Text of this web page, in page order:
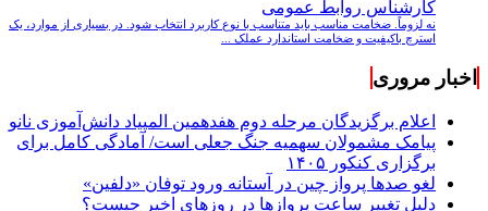
کارشناس روابط عمومی
نه لزوماً. ضخامت مناسب باید متناسب با نوع کاربرد انتخاب شود. در بسیاری از موارد، یک
استرچ باکیفیت و ضخامت استاندارد عملک ...
اخبار مروری
اعلام برگزیدگان مرحله دوم هفدهمین المپیاد دانش‌آموزی نانو
پیامک مشمولان سهمیه جنگ جعلی است/ آمادگی کامل برای
برگزاری کنکور ۱۴۰۵
لغو صدها پرواز چین در آستانه ورود توفان «دلفین»
دلیل تغییر ساعت پروازها در روزهای اخیر چیست؟